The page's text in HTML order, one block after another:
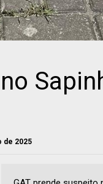
de 2025